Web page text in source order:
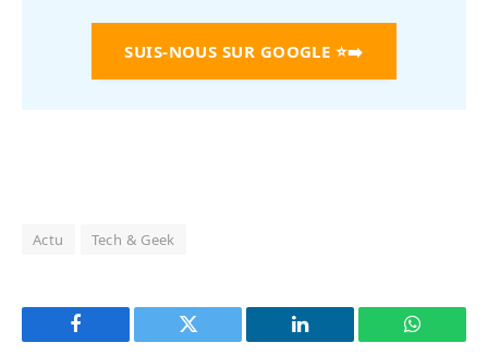
SUIS-NOUS SUR GOOGLE ⭐➡️
Actu Tech & Geek
Facebook Twitter LinkedIn